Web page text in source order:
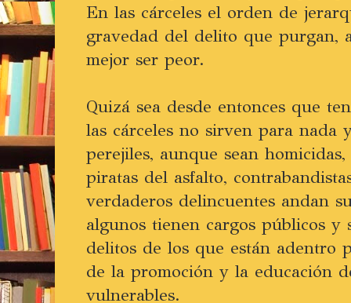
En las cárceles el orden de
gravedad del delito que purgan,
mejor ser peor.
Quizá sea desde entonces que
las cárceles no sirven para nada
perejiles, aunque sean
piratas del asfalto,
verdaderos delincuentes andan
algunos tienen cargos públicos y
delitos de los que están adentro
de la promoción y la educación
vulnerables.